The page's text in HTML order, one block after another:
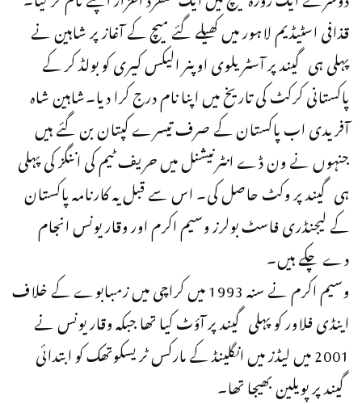
قذافی اسٹیڈیم لاہور میں کھیلے گئے میچ کے آغاز پر شاہین نے
پہلی ہی گیند پر آسٹریلوی اوپنر الیکس کیری کو بولڈ کر کے
پاکستانی کرکٹ کی تاریخ میں اپنا نام درج کرا دیا۔شاہین شاہ
آفریدی اب پاکستان کے صرف تیسرے کپتان بن گئے ہیں
جنہوں نے ون ڈے انٹرنیشنل میں حریف ٹیم کی اننگز کی پہلی
ہی گیند پر وکٹ حاصل کی۔ اس سے قبل یہ کارنامہ پاکستان
کے لیجنڈری فاسٹ بولرز وسیم اکرم اور وقار یونس انجام
دے چکے ہیں۔
وسیم اکرم نے سنہ 1993 میں کراچی میں زمبابوے کے خلاف
اینڈی فلاور کو پہلی گیند پر آؤٹ کیا تھا جبکہ وقار یونس نے
2001 میں لیڈز میں انگلینڈ کے مارکس ٹریسکوتھک کو ابتدائی
گیند پر پویلین بھیجا تھا۔